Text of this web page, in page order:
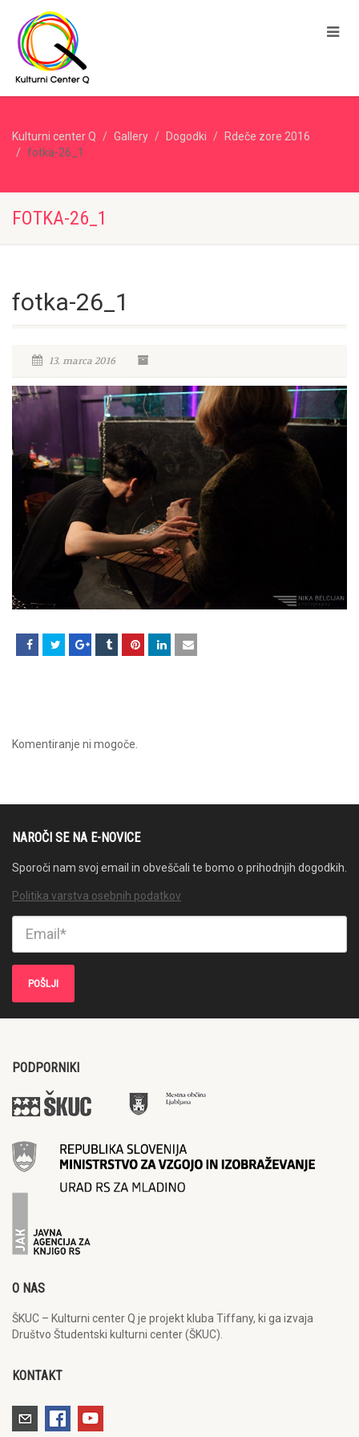
Kulturni center Q Gallery Dogodki
Rdeče zore 2016
fotka-26_1
FOTKA-26_1
fotka-26_1
13. marca 2016
Komentiranje ni mogoče.
NAROČI SE NA E-NOVICE
Sporoči nam svoj email in obveščali te bomo o prihodnjih dogodkih.
Politika varstva osebnih podatkov
PODPORNIKI
O NAS
ŠKUC – Kulturni center Q je projekt kluba Tiffany, ki ga izvaja
Društvo Študentski kulturni center (ŠKUC).
KONTAKT